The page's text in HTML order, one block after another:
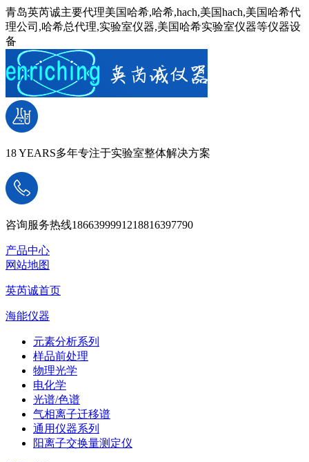
青岛英芮诚主要代理美国哈希,哈希,hach,美国hach,美国哈希代
理公司,哈希总代理,实验室仪器,美国哈希实验室仪器等仪器设
备
18 YEARS多年专注于实验室整体解决方案
咨询服务热线1866399991218816397790
产品中心
网站地图
英芮诚首页
海能仪器
元素分析系列
样品前处理
物理光学
电化学
光谱/色谱
气相离子迁移谱
通用仪器系列
阳离子交换量测定仪